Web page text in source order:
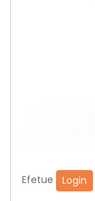
Efetue Login